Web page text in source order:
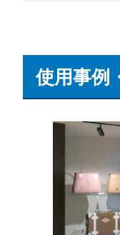
使用事例